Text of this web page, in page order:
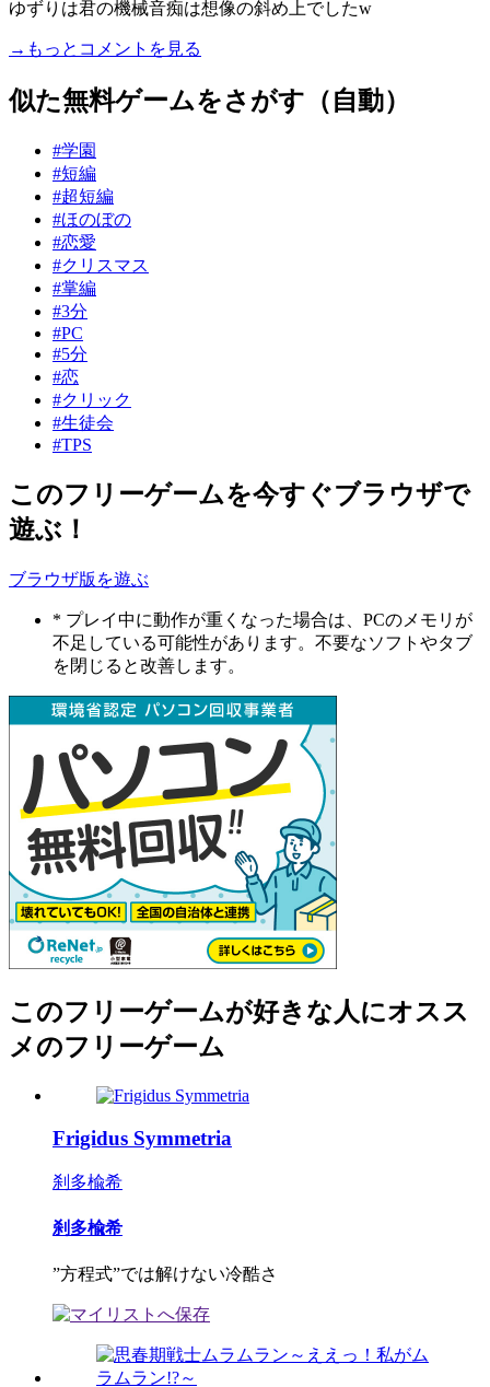
ゆずりは君の機械音痴は想像の斜め上でしたw
→もっとコメントを見る
似た無料ゲームをさがす（自動）
#学園
#短編
#超短編
#ほのぼの
#恋愛
#クリスマス
#掌編
#3分
#PC
#5分
#恋
#クリック
#生徒会
#TPS
このフリーゲームを今すぐブラウザで
遊ぶ！
ブラウザ版を遊ぶ
* プレイ中に動作が重くなった場合は、PCのメモリが
不足している可能性があります。不要なソフトやタブ
を閉じると改善します。
このフリーゲームが好きな人にオスス
メのフリーゲーム
Frigidus Symmetria
刹多楡希
刹多楡希
”方程式”では解けない冷酷さ